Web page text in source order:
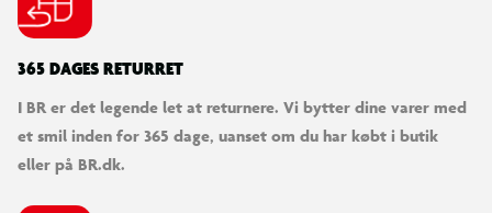
365 DAGES RETURRET
I BR er det legende let at returnere. Vi bytter dine varer med
et smil inden for 365 dage, uanset om du har købt i butik
eller på BR.dk.